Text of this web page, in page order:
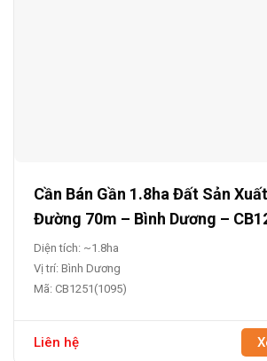
Cần Bán Gần 1.8ha Đất Sản
Đường 70m – Bình Dương –
Diện tích: ~1.8ha
Vị trí: Bình Dương
Mã: CB1251(1095)
Liên hệ